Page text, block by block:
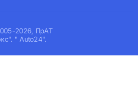
2026, ПрАТ
" Auto24".